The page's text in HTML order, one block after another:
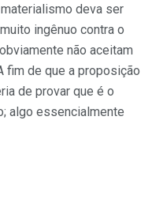
deva ser
ingênuo contra o
não aceitam
fim de que a proposição
de provar que é o
algo essencialmente